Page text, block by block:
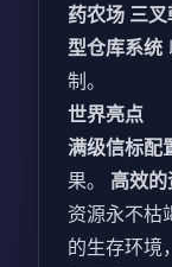
药农场 三
型仓库系统
制。
世界亮点
满级信标配
果。 高效
资源永不枯
的生存环境